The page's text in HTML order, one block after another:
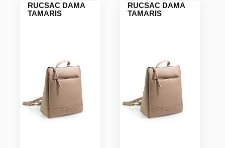
RUCSAC DAMA
TAMARIS
RUCSAC DAMA
TAMARIS